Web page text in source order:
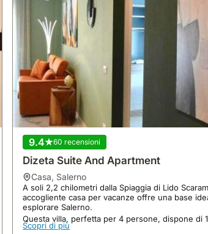
9.4 60 recensioni
Dizeta Suite And Apartment
casa, Salerno
A soli 2,2 chilometri dalla Spiaggia di Lido
accogliente casa per vacanze offre una base
esplorare Salerno.
Questa villa, perfetta per 4 persone, dispone di
letto, 1 bagno, una cucina completamente
Scopri di più